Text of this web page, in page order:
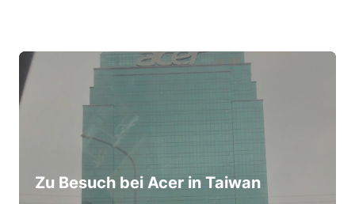
Zu Besuch bei Acer in Taiwan